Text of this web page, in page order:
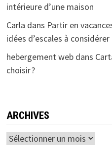
intérieure d’une maison
Carla dans Partir en
idées d’escales à considérer
hebergement webdans
choisir ?
ARCHIVES
Archives